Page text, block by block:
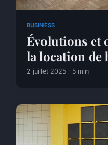
BUSINESS
Évolutions et
la location de
2 juillet 2025 · 5 min